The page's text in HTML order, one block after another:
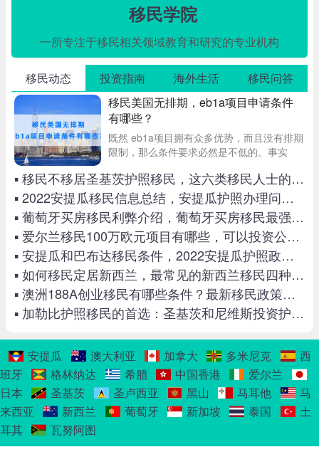
移民学院
一所专注于移民相关领域教育和研究的专业机构
移民动态 投资指南 海外生活
移民问答
移民美国无排期，eb1a项目申请条件
有哪些？
既然 eb1a项目拥有众多优势，而且没有排期
限制，那么条件要求必然是不低的。事实
那么高，只要在某一行业有较高的成就即
可。具体内容且看平梵移民的详细介绍。
▪ 移民不移居圣基茨护照移民，这六类移民人士的首选
▪ 2022安提瓜移民信息总结，安提瓜护照办理问题经验贴
▪ 葡萄牙买房移民利弊介绍，葡萄牙买房移民最强攻略
▪ 爱尔兰移民100万欧元项目有哪些，可以投资公租房和养老院吗
▪ 安提瓜和巴布达移民条件，2022安提瓜护照政策最新解析
▪ 如何移民定居新西兰，最常见的新西兰移民四种方式
▪ 澳洲188A创业移民有哪些条件？最新移民政策变化及要求
▪ 加勒比护照移民的首选：圣基茨和尼维斯投资护照入籍项目
安提瓜 澳大利亚 加拿大 多米尼克
西
班牙
格林纳达 希腊 中国香港
爱尔兰
日本
圣基茨 圣卢西亚 黑山 马耳他
马
来西亚
新西兰 葡萄牙 新加坡 泰国
土
耳其
瓦努阿图